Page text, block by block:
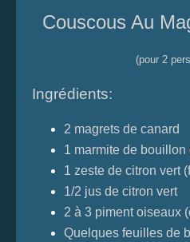
Couscous Au
(pour 2
Ingrédients:
2 magrets de canard
1 marmite de
1 zeste de citron vert
1/2 jus de citron vert
2 à 3 piment oiseaux
Quelques feuilles de